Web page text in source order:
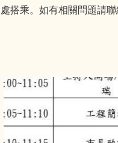
處搭乘。如有相關問題請